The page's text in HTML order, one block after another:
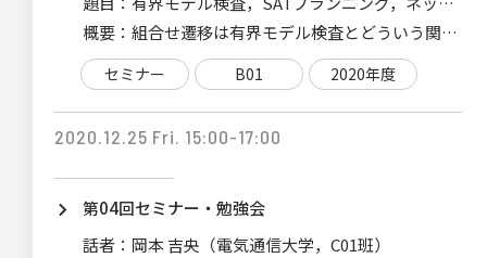
概要：組合せ遷移は有界モデル検査とどういう関係に
セミナー B01 2020年度
2020.12.25 Fri. 15:00-17:00
第04回セミナー・勉強会
話者： 岡本 吉央（電気通信大学，C01班）